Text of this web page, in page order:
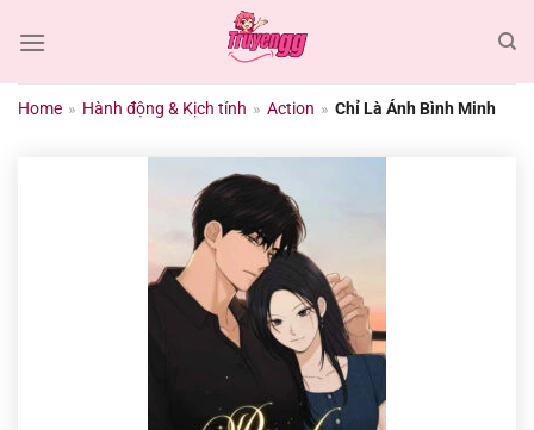
đến
dungHome » Hành động & Kịch tính » Action » Chỉ Là Ánh Bình Minh